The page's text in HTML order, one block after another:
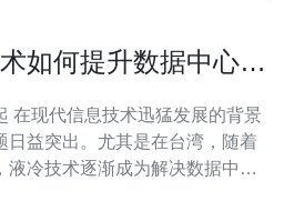
如何提升数据中心的
在现代信息技术迅猛发展的背景
日益突出。尤其是在台湾，随着
液冷技术逐渐成为解决数据中心